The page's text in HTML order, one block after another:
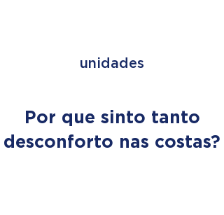
unidades
Por que sinto tanto
desconforto nas costas?